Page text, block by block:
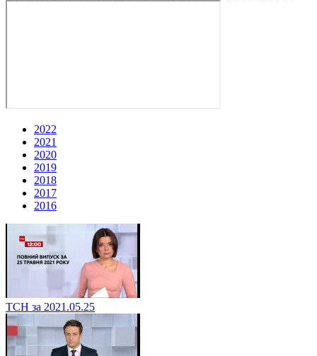
2022
2021
2020
2019
2018
2017
2016
ТСН за 2021.05.25